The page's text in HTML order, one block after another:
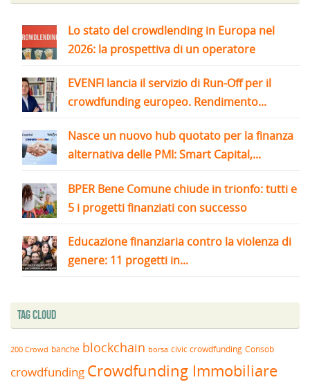
Lo stato del crowdlending in Europa nel
2026: la prospettiva di un operatore
EVENFI lancia il servizio di Run-Off per il
crowdfunding europeo. Rendimento...
Nasce un nuovo hub quotato per la finanza
alternativa delle PMI: Smart Capital,...
BPER Bene Comune chiude in trionfo: tutti e
5 i progetti finanziati con successo
Educazione finanziaria contro la violenza di
genere: 11 progetti in...
Tag Cloud
200 Crowd banche blockchain borsa civic crowdfunding Consob
crowdfunding Crowdfunding Immobiliare